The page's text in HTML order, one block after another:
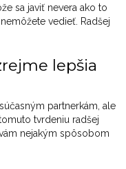
sa javiť nevera ako to
vedieť. Radšej
lepšia
partnerkám, ale
tvrdeniu radšej
nejakým spôsobom